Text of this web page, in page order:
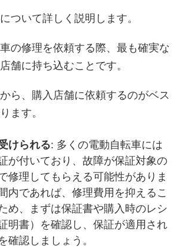
ついて詳しく説明します。
の修理を依頼する際、最も確実な
舗に持ち込むことです。
ら、購入店舗に依頼するのがベス
ます。
けられる: 多くの電動自転車には
が付いており、故障が保証対象の
修理してもらえる可能性がありま
内であれば、修理費用を抑えるこ
め、まずは保証書や購入時のレシ
明書）を確認し、保証が適用され
確認しましょう。